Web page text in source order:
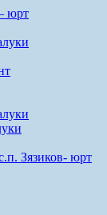
юрт
Зязиков- юрт